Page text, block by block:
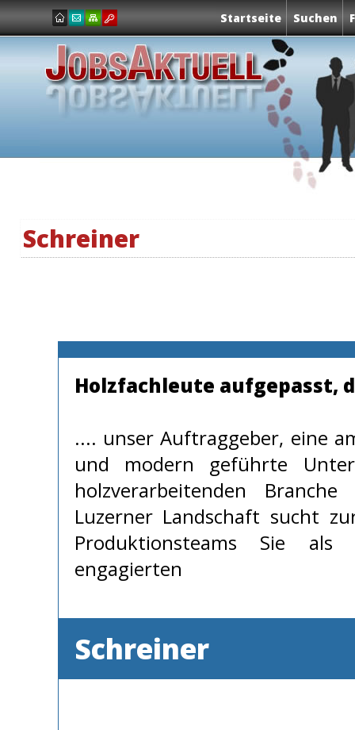
Startseite Suchen
Schreiner
Holzfachleute aufgepasst,
.... unser Auftraggeber, eine
und modern geführte
holzverarbeitenden
Luzerner Landschaft sucht
Produktionsteams Sie
engagierten
Schreiner